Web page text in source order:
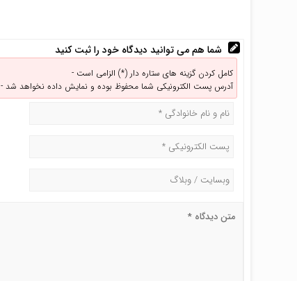
شما هم می توانید دیدگاه خود را ثبت کنید
کامل کردن گزینه های ستاره دار (*) الزامی است -
آدرس پست الکترونیکی شما محفوظ بوده و نمایش داده نخواهد شد -